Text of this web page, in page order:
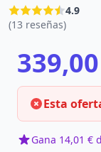
4.9
(13 reseñas)
Esta
Gana 14,01 €